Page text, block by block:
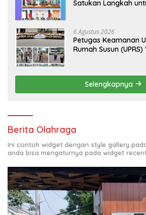
Satukan Langkah
6 Agustus 2026
Petugas Keamanan
Rumah Susun
Bhabinkamtibmas
Selengkapnya
Berita Olahraga
Ini contoh widget dengan style gallery
anda bisa mengaturnya pada widget